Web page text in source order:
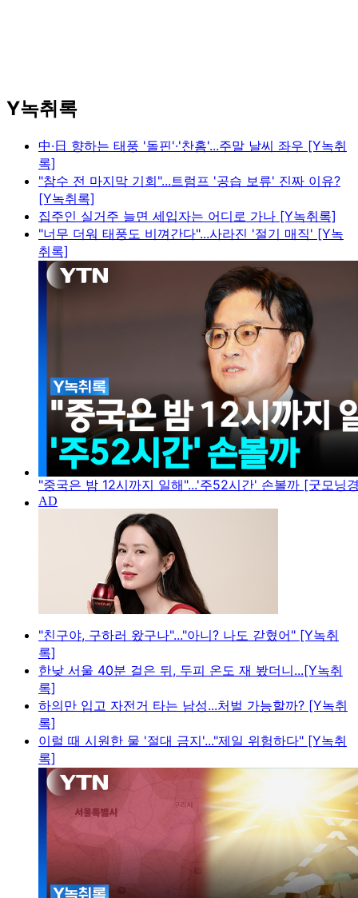
Y녹취록
中·日 향하는 태풍 '돌핀'·'찬홈'...주말 날씨 좌우 [Y녹취
록]
"참수 전 마지막 기회"...트럼프 '공습 보류' 진짜 이유?
[Y녹취록]
집주인 실거주 늘면 세입자는 어디로 가나 [Y녹취록]
"너무 더워 태풍도 비껴간다"...사라진 '절기 매직' [Y녹
취록]
"중국은 밤 12시까지 일해"...'주52시간' 손볼까 [굿모닝
"친구야, 구하러 왔구나"..."아니? 나도 갇혔어" [Y녹취
록]
한낮 서울 40분 걸은 뒤, 두피 온도 재 봤더니...[Y녹취
록]
하의만 입고 자전거 타는 남성...처벌 가능할까? [Y녹취
록]
이럴 때 시원한 물 '절대 금지'..."제일 위험하다" [Y녹취
록]